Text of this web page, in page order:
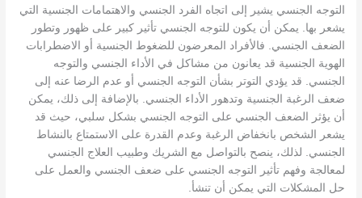
التوجه الجنسي يشير إلى اتجاه الفرد الجنسي والاهتمامات الجنسية التي
يشعر بها. يمكن أن يكون للتوجه الجنسي تأثير كبير على ظهور وتطور
الضعف الجنسي. فالأفراد المعرضون للضغوط الجنسية أو الاضطرابات
الهوية الجنسية قد يعانون من مشاكل في الأداء الجنسي والتوجه
الجنسي. قد يؤدي التوتر بشأن التوجه الجنسي أو عدم الرضا عنه إلى
ضعف الرغبة الجنسية وتدهور الأداء الجنسي. بالإضافة إلى ذلك، يمكن
أن يؤثر الضعف الجنسي على التوجه الجنسي بشكل سلبي، حيث قد
يشعر الشخص بانخفاض الرغبة وعدم القدرة على الاستمتاع بالنشاط
الجنسي. لذلك، ينصح بالتواصل مع الشريك وطبيب العلاج الجنسي
لمعالجة وفهم تأثير التوجه الجنسي على ضعف الجنسي والعمل على
حل المشكلات التي يمكن أن تنشأ.